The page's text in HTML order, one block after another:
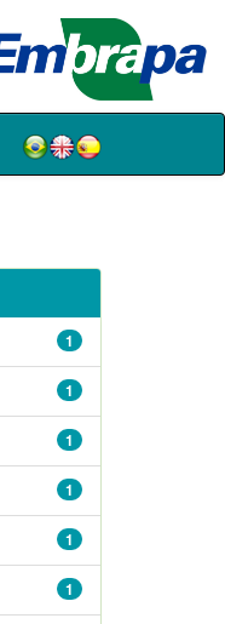
1
1
1
1
1
1